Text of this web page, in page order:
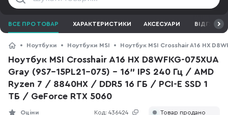
ВСЕ ПРО ТОВАР ХАРАКТЕРИСТИКИ АКСЕСУАРИ ВІДГУКИ
Ноутбуки Ноутбуки MSI Ноутбук MSI Crosshair A16 HX
Ноутбук MSI Crosshair A16 HX D8WFKG-075XUA
Gray (9S7-15PL21-075) - 16" IPS 240 Гц / AMD
Ryzen 7 / 8840HX / DDR5 16 ГБ / PCI-E SSD 1
ТБ / GeForce RTX 5060
Код: 436424
Оціни Товар продано